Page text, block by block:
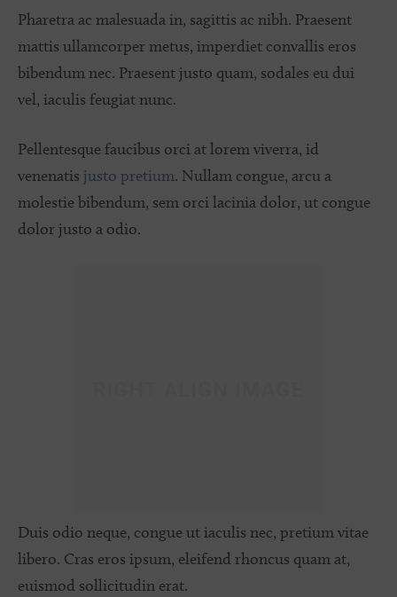
Pharetra ac malesuada in, sagittis ac nibh. Praesent
mattis ullamcorper metus, imperdiet convallis eros
bibendum nec. Praesent justo quam, sodales eu dui
vel, iaculis feugiat nunc.
Pellentesque faucibus orci at lorem viverra, id
venenatis justo pretium. Nullam congue, arcu a
molestie bibendum, sem orci lacinia dolor, ut congue
dolor justo a odio.
Duis odio neque, congue ut iaculis nec, pretium vitae
libero. Cras eros ipsum, eleifend rhoncus quam at,
euismod sollicitudin erat.